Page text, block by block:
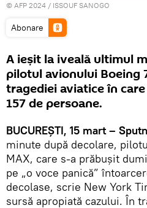
© AFP 2024 / ISSOUF SANOGO
Abonare
A ieşit la iveală ultimul
pilotul avionului Boeing
tragediei aviatice în
157 de persoane.
BUCUREŞTI, 15 mart –
minute după decolare,
MAX, care s-a prăbușit
pe „o voce panică”
decolase, scrie New York
sursă apropiată cazului. În